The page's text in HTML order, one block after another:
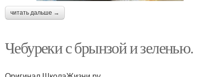
читать дальше →
Чебуреки с брынзой и зеленью.